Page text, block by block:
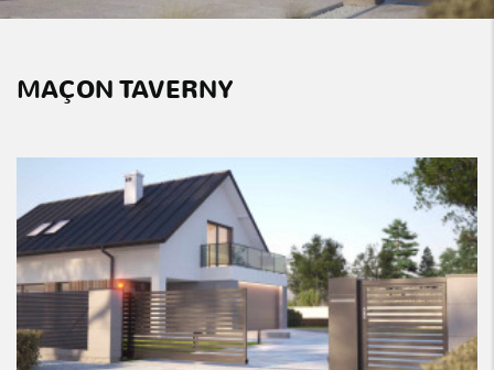
MAÇON TAVERNY